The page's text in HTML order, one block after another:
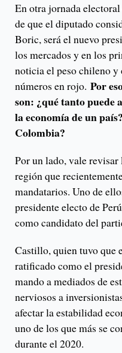
En otra jornada
de que el diputado
Boric, será el nuevo
los mercados y en los
noticia el peso chileno
números en rojo. Por
son: ¿qué tanto puede
la economía de un
Colombia?
Por un lado, vale revisar
región que
mandatarios. Uno de
presidente electo de
como candidato del
Castillo, quien tuvo que
ratificado como el
mando a mediados de
nerviosos a
afectar la estabilidad
uno de los que más se
durante el 2020.